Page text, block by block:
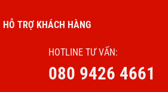
HỖ TRỢ KHÁCH HÀNG
HOTLINE TƯ VẤN:
080 9426 4661